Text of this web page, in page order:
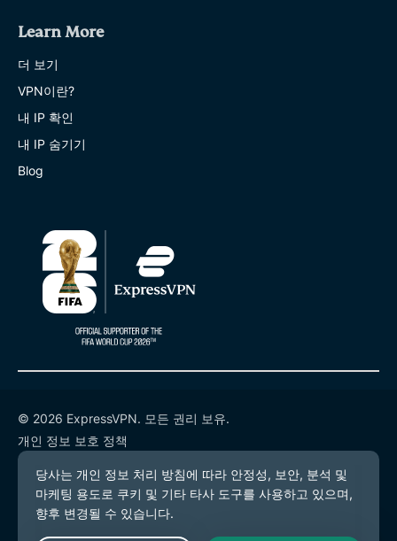
Learn More
더 보기
VPN이란?
내 IP 확인
내 IP 숨기기
Blog
© 2026 ExpressVPN. 모든 권리 보유.
개인 정보 보호 정책
서비스 약관
쿠키 기본 설정